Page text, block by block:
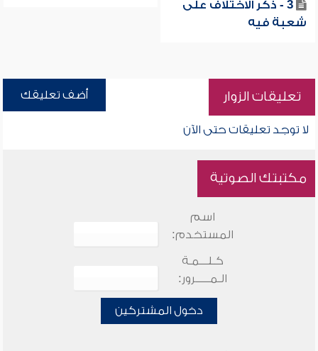
3 - ذكر الاختلاف على
شعبة فيه
تعليقات الزوار أضف تعليقك
لا توجد تعليقات حتى الآن
مكتبتك الصوتية
اسم
المستخدم:
كـلـــمـة
الـمـــــرور:
دخول المشتركين